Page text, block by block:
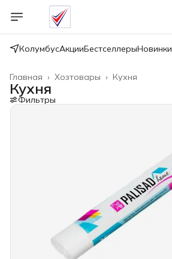
КолумбусАкцииБестселлерыНовинки
Кухня
Хозтовары ›
Главная ›
Кухня
Фильтры